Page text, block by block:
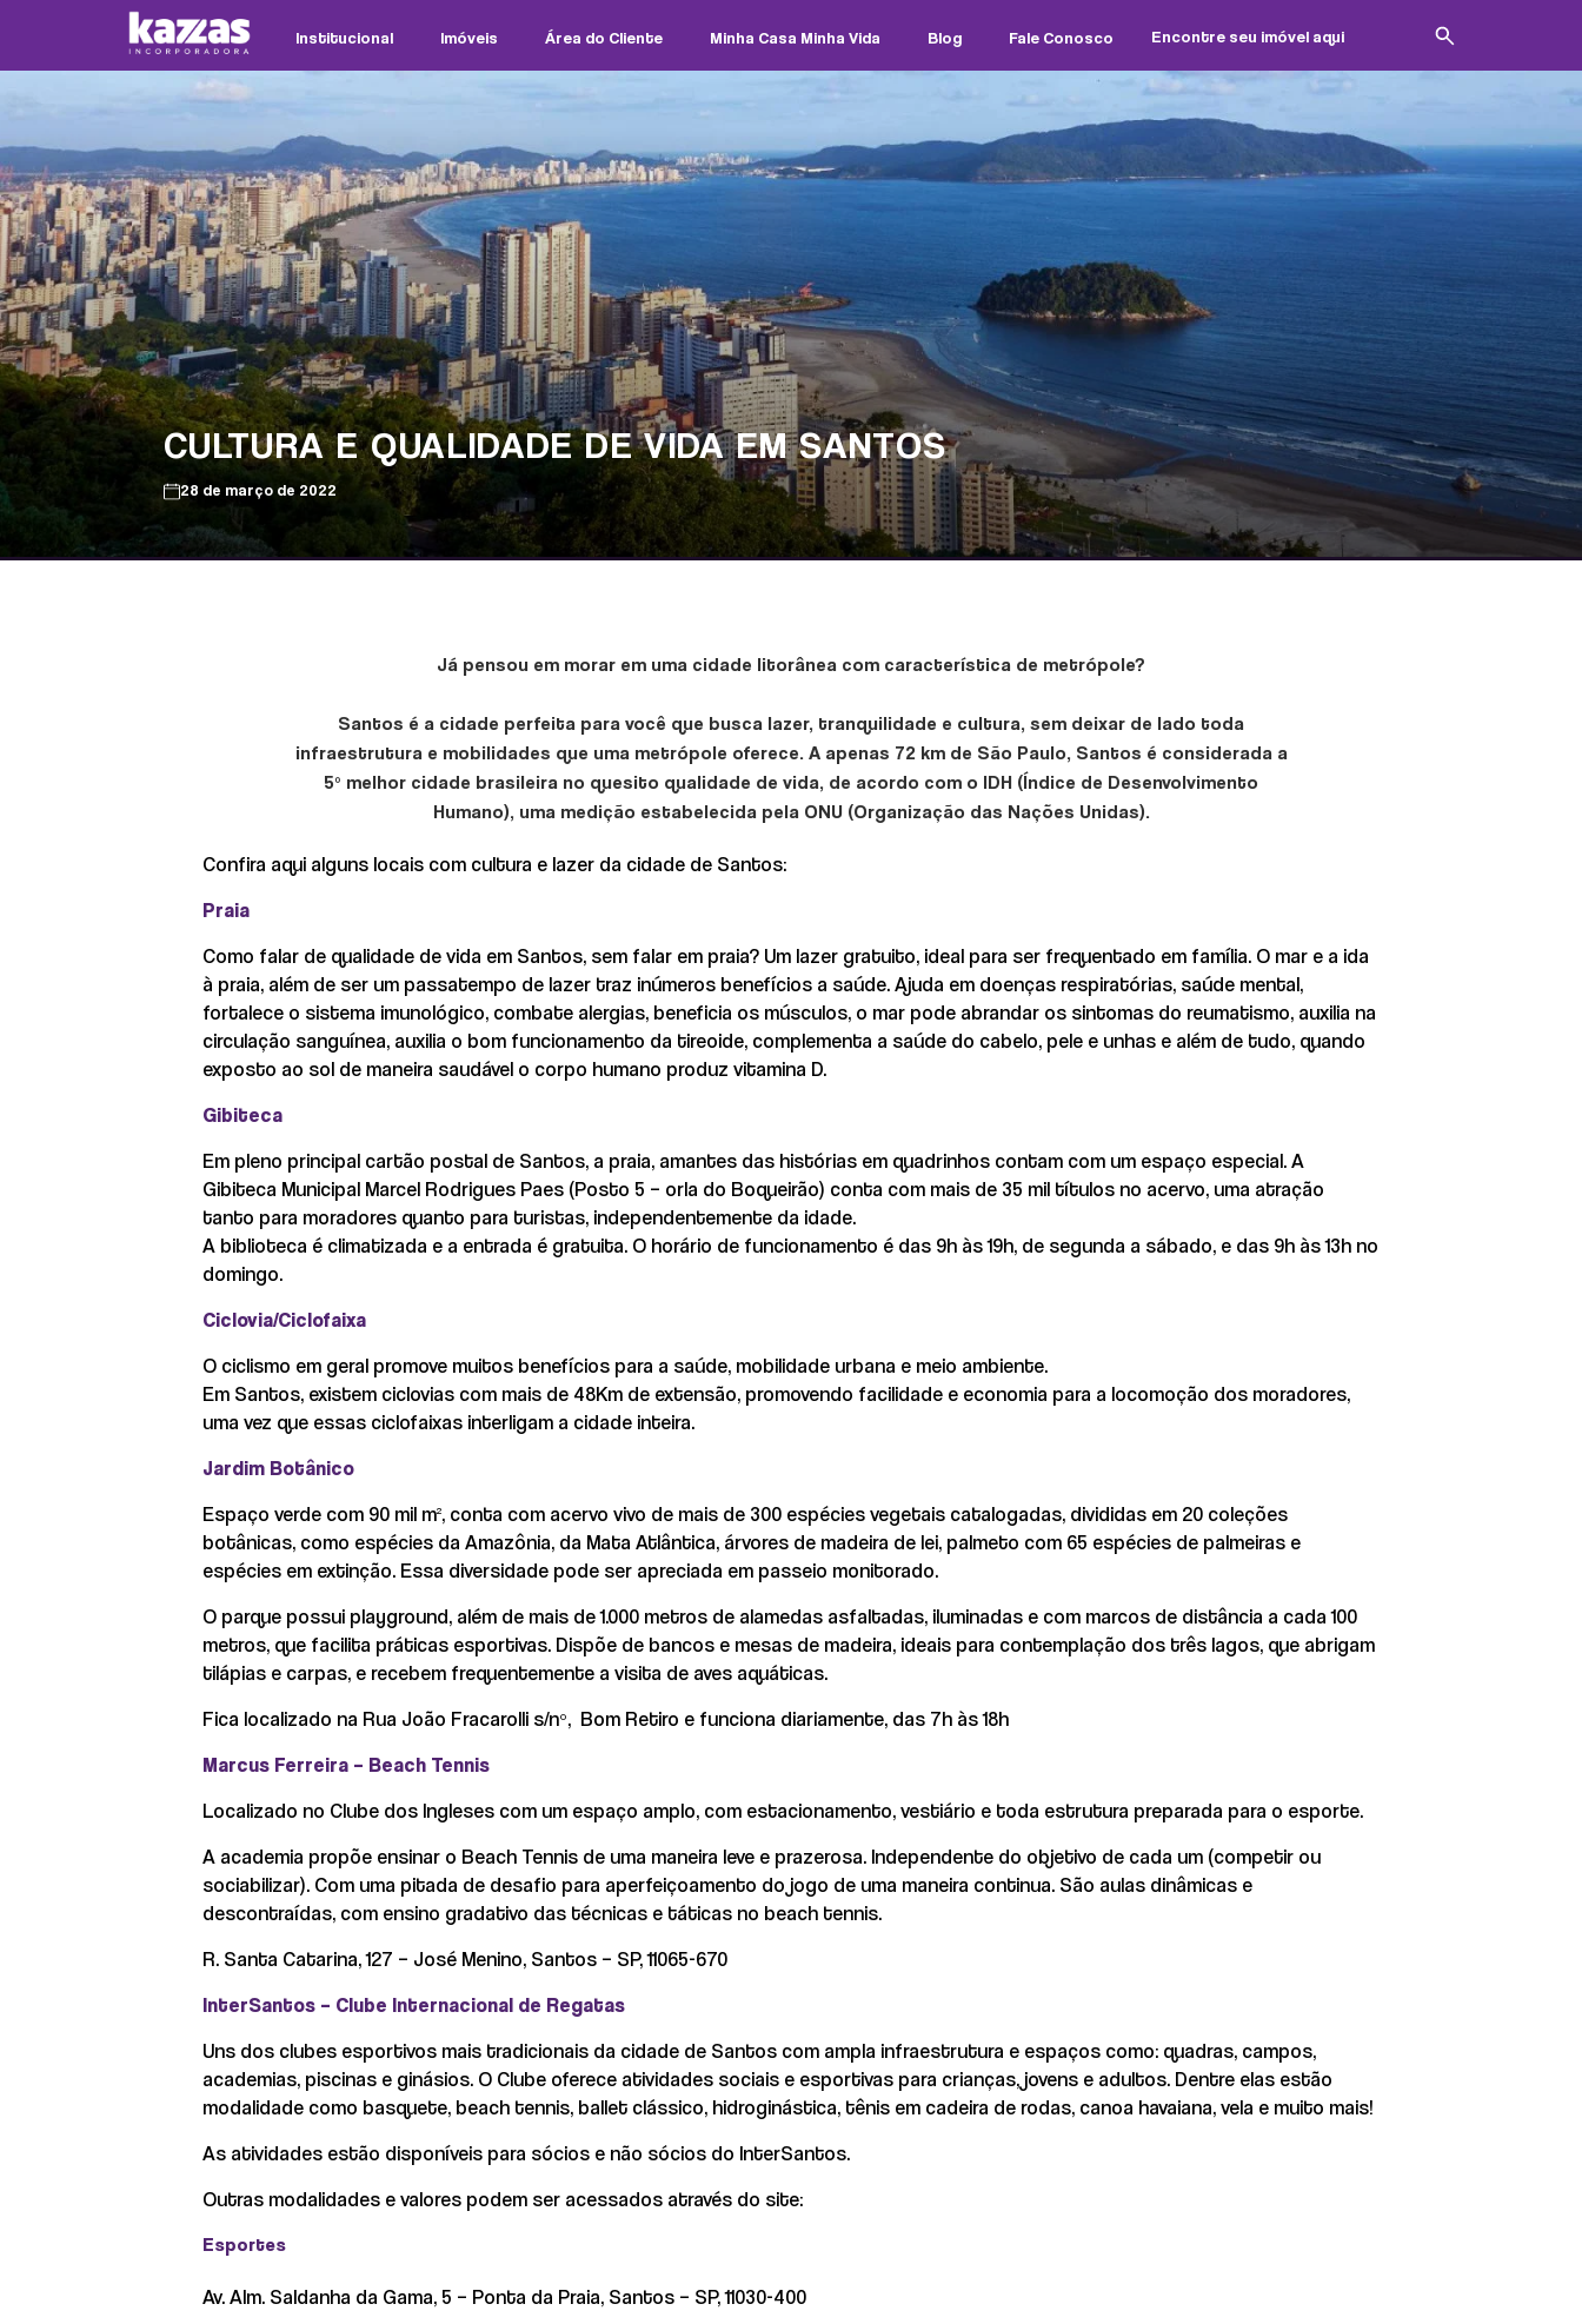
Institucional Imóveis Área do Cliente Minha Casa Minha Vida Blog Fale Conosco
CULTURA E QUALIDADE DE VIDA EM SANTOS
28 de março de 2022
Já pensou em morar em uma cidade litorânea com característica de metrópole?
Santos é a cidade perfeita para você que busca lazer, tranquilidade e cultura, sem deixar de lado toda
infraestrutura e mobilidades que uma metrópole oferece. A apenas 72 km de São Paulo, Santos é considerada a
5º melhor cidade brasileira no quesito qualidade de vida, de acordo com o IDH (Índice de Desenvolvimento
Humano), uma medição estabelecida pela ONU (Organização das Nações Unidas).
Confira aqui alguns locais com cultura e lazer da cidade de Santos:
Praia
Como falar de qualidade de vida em Santos, sem falar em praia? Um lazer gratuito, ideal para ser frequentado em família. O mar e a ida
à praia, além de ser um passatempo de lazer traz inúmeros benefícios a saúde. Ajuda em doenças respiratórias, saúde mental,
fortalece o sistema imunológico, combate alergias, beneficia os músculos, o mar pode abrandar os sintomas do reumatismo, auxilia na
circulação sanguínea, auxilia o bom funcionamento da tireoide, complementa a saúde do cabelo, pele e unhas e além de tudo, quando
exposto ao sol de maneira saudável o corpo humano produz vitamina D.
Gibiteca
Em pleno principal cartão postal de Santos, a praia, amantes das histórias em quadrinhos contam com um espaço especial. A
Gibiteca Municipal Marcel Rodrigues Paes (Posto 5 – orla do Boqueirão) conta com mais de 35 mil títulos no acervo, uma atração
tanto para moradores quanto para turistas, independentemente da idade.
A biblioteca é climatizada e a entrada é gratuita. O horário de funcionamento é das 9h às 19h, de segunda a sábado, e das 9h às 13h no
domingo.
Ciclovia/Ciclofaixa
O ciclismo em geral promove muitos benefícios para a saúde, mobilidade urbana e meio ambiente.
Em Santos, existem ciclovias com mais de 48Km de extensão, promovendo facilidade e economia para a locomoção dos moradores,
uma vez que essas ciclofaixas interligam a cidade inteira.
Jardim Botânico
Espaço verde com 90 mil m², conta com acervo vivo de mais de 300 espécies vegetais catalogadas, divididas em 20 coleções
botânicas, como espécies da Amazônia, da Mata Atlântica, árvores de madeira de lei, palmeto com 65 espécies de palmeiras e
espécies em extinção. Essa diversidade pode ser apreciada em passeio monitorado.
O parque possui playground, além de mais de 1.000 metros de alamedas asfaltadas, iluminadas e com marcos de distância a cada 100
metros, que facilita práticas esportivas. Dispõe de bancos e mesas de madeira, ideais para contemplação dos três lagos, que abrigam
tilápias e carpas, e recebem frequentemente a visita de aves aquáticas.
Fica localizado na Rua João Fracarolli s/nº, Bom Retiro e funciona diariamente, das 7h às 18h
Marcus Ferreira – Beach Tennis
Localizado no Clube dos Ingleses com um espaço amplo, com estacionamento, vestiário e toda estrutura preparada para o esporte.
A academia propõe ensinar o Beach Tennis de uma maneira leve e prazerosa. Independente do objetivo de cada um (competir ou
sociabilizar). Com uma pitada de desafio para aperfeiçoamento do jogo de uma maneira continua. São aulas dinâmicas e
descontraídas, com ensino gradativo das técnicas e táticas no beach tennis.
R. Santa Catarina, 127 – José Menino, Santos – SP, 11065-670
InterSantos – Clube Internacional de Regatas
Uns dos clubes esportivos mais tradicionais da cidade de Santos com ampla infraestrutura e espaços como: quadras, campos,
academias, piscinas e ginásios. O Clube oferece atividades sociais e esportivas para crianças, jovens e adultos. Dentre elas estão
modalidade como basquete, beach tennis, ballet clássico, hidroginástica, tênis em cadeira de rodas, canoa havaiana, vela e muito mais!
As atividades estão disponíveis para sócios e não sócios do InterSantos.
Outras modalidades e valores podem ser acessados através do site:
Esportes
Av. Alm. Saldanha da Gama, 5 – Ponta da Praia, Santos – SP, 11030-400